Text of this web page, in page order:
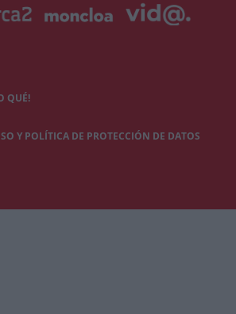
QUÉ!
Y POLÍTICA DE PROTECCIÓN DE DATOS